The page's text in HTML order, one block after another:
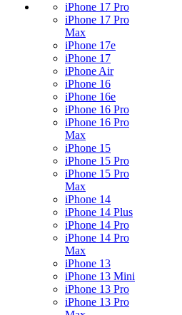
iPhone 17 Pro
iPhone 17 Pro
Max
iPhone 17e
iPhone 17
iPhone Air
iPhone 16
iPhone 16e
iPhone 16 Pro
iPhone 16 Pro
Max
iPhone 15
iPhone 15 Pro
iPhone 15 Pro
Max
iPhone 14
iPhone 14 Plus
iPhone 14 Pro
iPhone 14 Pro
Max
iPhone 13
iPhone 13 Mini
iPhone 13 Pro
iPhone 13 Pro